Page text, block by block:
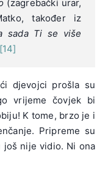
(zagrebački urar,
također iz
sada Ti se više
[14]
djevojci prošla su
vrijeme čovjek bi
K tome, brzo je i
Pripreme su
još nije vidio. Ni ona